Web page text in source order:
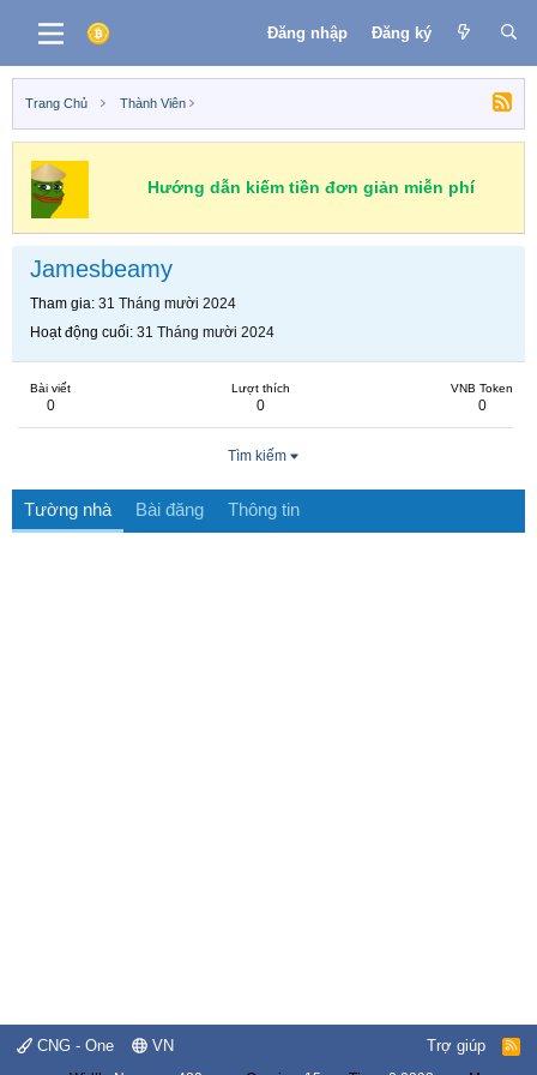
Đăng nhập Đăng ký
Trang Chủ Thành Viên
Hướng dẫn kiếm tiền đơn giản miễn phí
Jamesbeamy
Tham gia 31 Tháng mười 2024
Hoạt động cuối 31 Tháng mười 2024
Bài viết
0
Lượt thích
0
VNB Token
0
Tìm kiếm
Tường nhà Bài đăng Thông tin
CNG - One VN Trợ giúp
R